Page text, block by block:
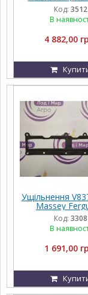
RE174764 ,
Код: 3512
В
4 882,00
Ущільнення
Massey
Код: 3308
В
1 691,00